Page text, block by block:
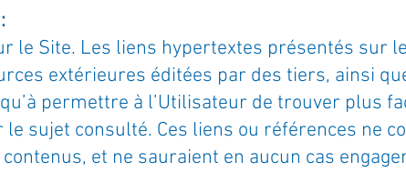
:
le Site. Les liens hypertextes présentés sur
extérieures éditées par des tiers, ainsi
permettre à l’Utilisateur de trouver plus
sujet consulté. Ces liens ou références ne
et ne sauraient en aucun cas